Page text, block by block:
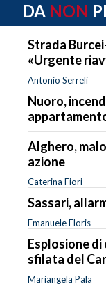
DA NON
Strada
«Urgente
Antonio Serreli
Nuoro,
Alghero,
azione
Caterina Fiori
Sassari,
Emanuele Floris
Esplosione
sfilata del
Mariangela Pala